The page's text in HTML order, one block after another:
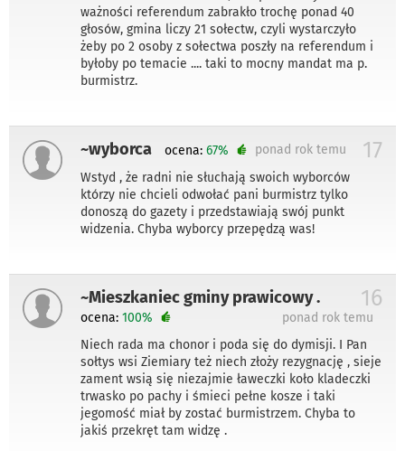
ważności referendum zabrakło trochę ponad 40
głosów, gmina liczy 21 sołectw, czyli wystarczyło
żeby po 2 osoby z sołectwa poszły na referendum i
byłoby po temacie .... taki to mocny mandat ma p.
burmistrz.
~wyborca 17
ponad rok temu
ocena: 67%
Wstyd , że radni nie słuchają swoich wyborców
którzy nie chcieli odwołać pani burmistrz tylko
donoszą do gazety i przedstawiają swój punkt
widzenia. Chyba wyborcy przepędzą was!
~Mieszkaniec gminy prawicowy . 16
ponad rok temu
ocena: 100%
Niech rada ma chonor i poda się do dymisji. I Pan
sołtys wsi Ziemiary też niech złoży rezygnację , sieje
zament wsią się niezajmie ławeczki koło kladeczki
trwasko po pachy i śmieci pełne kosze i taki
jegomość miał by zostać burmistrzem. Chyba to
jakiś przekręt tam widzę .